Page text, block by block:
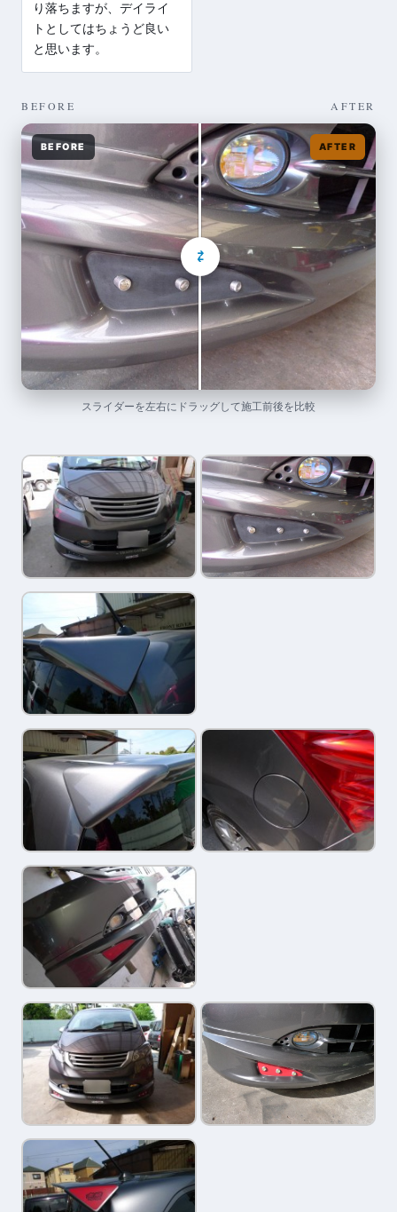
り落ちますが、デイライ
トとしてはちょうど良い
と思います。
BEFORE AFTER
BEFORE AFTER
⇄
スライダーを左右にドラッグして施工前後を比較